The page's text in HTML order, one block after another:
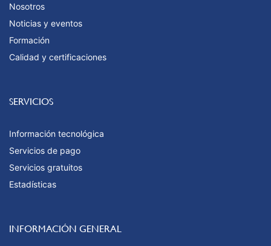
Nosotros
Noticias y eventos
Formación
Calidad y certificaciones
SERVICIOS
Información tecnológica
Servicios de pago
Servicios gratuitos
Estadísticas
INFORMACIÓN GENERAL